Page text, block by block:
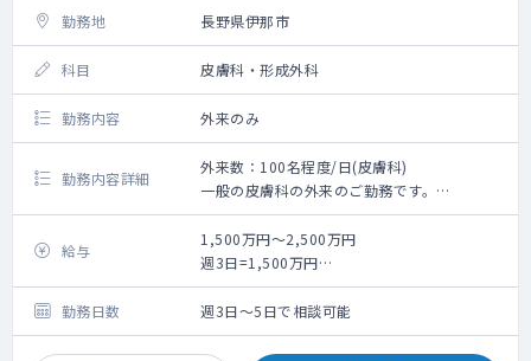
勤務地 長野県伊那市
科目 皮膚科・形成外科
勤務内容 外来のみ
勤務内容詳細
外来数：100名程度/日(皮膚科)
一般の皮膚科の外来のご勤務です。
小さなお子様～高齢者まで幅広い年齢層のご
対応をお願い致します。
給与
1,500万円～2,500万円
週3日=1,500万円
週4日=2,000万円
週5日=2,500万円
勤務日数 週3日～5日で相談可能